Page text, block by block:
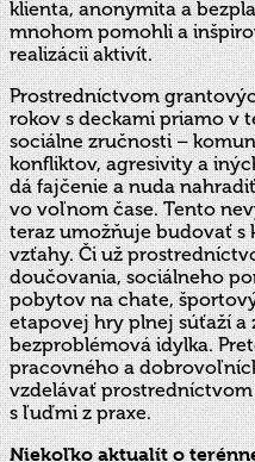
klienta, anonymita a
mnohom pomohli a
realizácii aktivít.
Prostredníctvom
rokov s deckami priamo v
sociálne zručnosti –
konfliktov, agresivity a
dá fajčenie a nuda
vo voľnom čase. Tento
teraz umožňuje budovať s
vzťahy. Či už
doučovania, sociálneho
pobytov na chate,
etapovej hry plnej súťaží a
bezproblémová idylka.
pracovného a
vzdelávať
s ľuďmi z praxe.
Niekoľko aktualít o